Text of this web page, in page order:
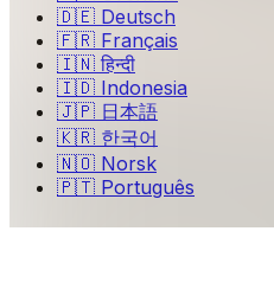
🇩🇪 Deutsch
🇫🇷 Français
🇮🇳हिन्दी
🇮🇩 Indonesia
🇯🇵 日本語
🇰🇷 한국어
🇳🇴 Norsk
🇵🇹 Português